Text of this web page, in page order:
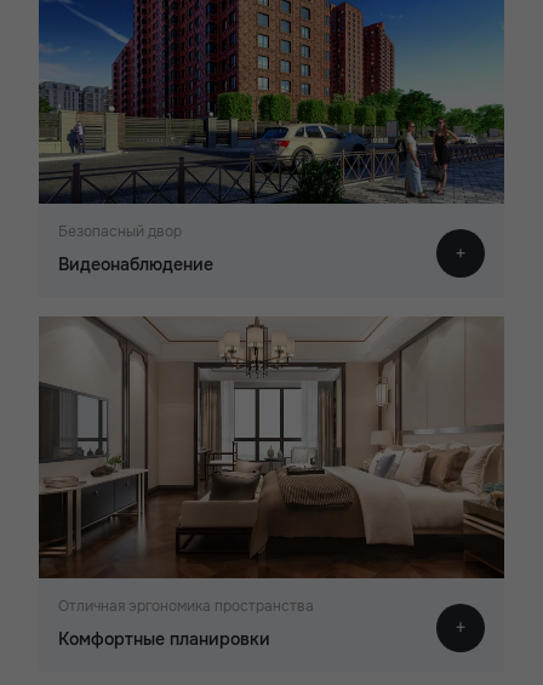
Безопасный двор
Видеонаблюдение
Отличная эргономика пространства
Комфортные планировки